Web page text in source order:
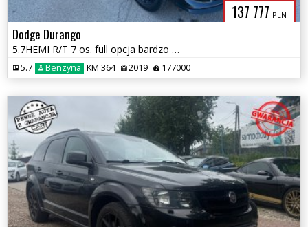
137 777 PLN
Dodge Durango
5.7HEMI R/T 7 os. full opcja bardzo zadbany 1wł zamiana 1.rok gwa
5.7 Benzyna KM 364 2019 177000